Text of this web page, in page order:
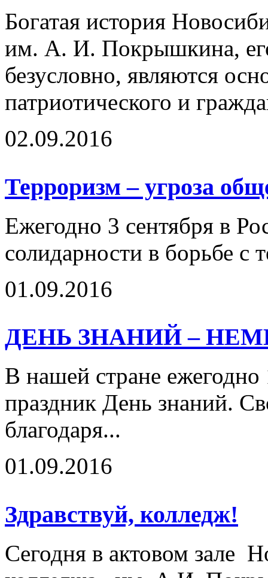
Богатая история
им. А. И. Покрышкина,
безусловно, являются
патриотического и
02.09.2016
Терроризм – угроза
Ежегодно 3 сентября в
солидарности в борьбе с
01.09.2016
ДЕНЬ ЗНАНИЙ –
В нашей стране ежегодно
праздник День знаний.
благодаря...
01.09.2016
Здравствуй, колледж!
Сегодня в актовом зале